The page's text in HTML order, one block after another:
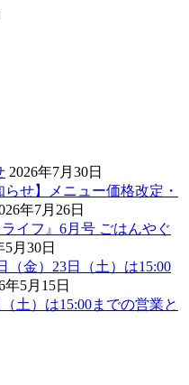
2026年7月30日
らせ】メニュー価格改定・
年7月26日
イフ』6月号 ごはんやぐ
5月30日
（金）23日（土）は15:00
年5月15日
土）は15:00までの営業と